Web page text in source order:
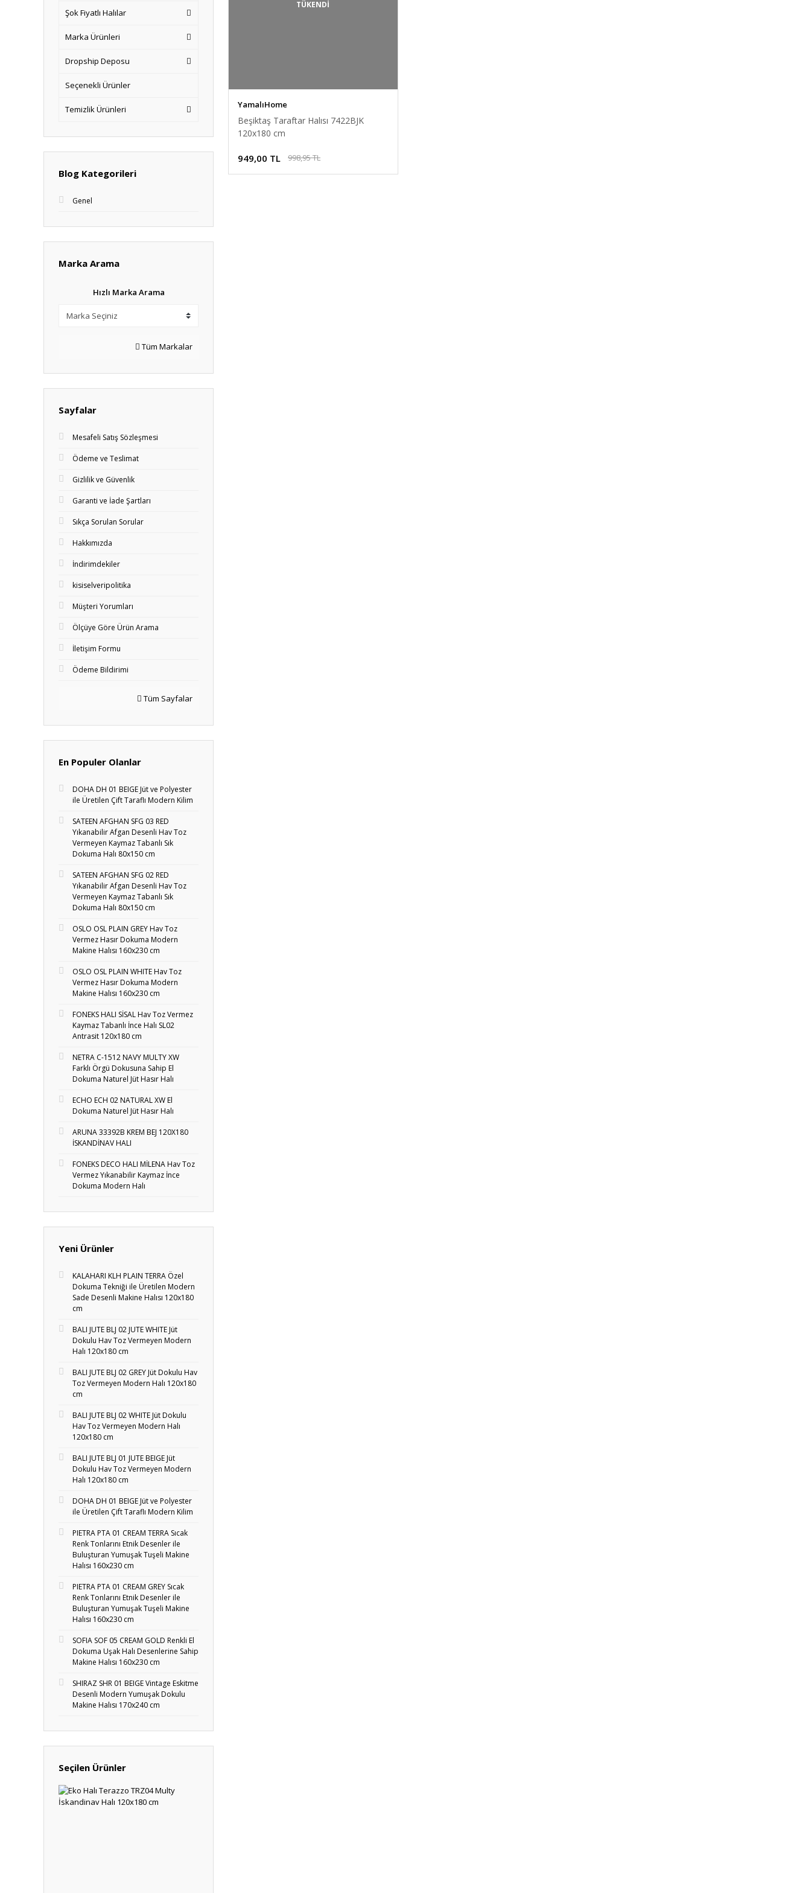
Şok Fiyatlı Halılar
Marka Ürünleri
Dropship Deposu
Seçenekli Ürünler
Temizlik Ürünleri
Blog Kategorileri
Genel
Marka Arama
Hızlı Marka Arama
Tüm Markalar
Sayfalar
Mesafeli Satış Sözleşmesi
Ödeme ve Teslimat
Gizlilik ve Güvenlik
Garanti ve İade Şartları
Sıkça Sorulan Sorular
Hakkımızda
İndirimdekiler
kisiselveripolitika
Müşteri Yorumları
Ölçüye Göre Ürün Arama
İletişim Formu
Ödeme Bildirimi
Tüm Sayfalar
En Populer Olanlar
DOHA DH 01 BEIGE Jüt ve Polyester
ile Üretilen Çift Taraflı Modern Kilim
SATEEN AFGHAN SFG 03 RED
Yıkanabilir Afgan Desenli Hav Toz
Vermeyen Kaymaz Tabanlı Sık
Dokuma Halı 80x150 cm
SATEEN AFGHAN SFG 02 RED
Yıkanabilir Afgan Desenli Hav Toz
Vermeyen Kaymaz Tabanlı Sık
Dokuma Halı 80x150 cm
OSLO OSL PLAIN GREY Hav Toz
Vermez Hasır Dokuma Modern
Makine Halısı 160x230 cm
OSLO OSL PLAIN WHITE Hav Toz
Vermez Hasır Dokuma Modern
Makine Halısı 160x230 cm
FONEKS HALI SİSAL Hav Toz Vermez
Kaymaz Tabanlı İnce Halı SL02
Antrasit 120x180 cm
NETRA C-1512 NAVY MULTY XW
Farklı Örgü Dokusuna Sahip El
Dokuma Naturel Jüt Hasır Halı
ECHO ECH 02 NATURAL XW El
Dokuma Naturel Jüt Hasır Halı
ARUNA 33392B KREM BEJ 120X180
İSKANDİNAV HALI
FONEKS DECO HALI MİLENA Hav Toz
Vermez Yıkanabilir Kaymaz İnce
Dokuma Modern Halı
Yeni Ürünler
KALAHARI KLH PLAIN TERRA Özel
Dokuma Tekniği ile Üretilen Modern
Sade Desenli Makine Halısı 120x180
cm
BALI JUTE BLJ 02 JUTE WHITE Jüt
Dokulu Hav Toz Vermeyen Modern
Halı 120x180 cm
BALI JUTE BLJ 02 GREY Jüt Dokulu Hav
Toz Vermeyen Modern Halı 120x180
cm
BALI JUTE BLJ 02 WHITE Jüt Dokulu
Hav Toz Vermeyen Modern Halı
120x180 cm
BALI JUTE BLJ 01 JUTE BEIGE Jüt
Dokulu Hav Toz Vermeyen Modern
Halı 120x180 cm
DOHA DH 01 BEIGE Jüt ve Polyester
ile Üretilen Çift Taraflı Modern Kilim
PIETRA PTA 01 CREAM TERRA Sıcak
Renk Tonlarını Etnik Desenler ile
Buluşturan Yumuşak Tuşeli Makine
Halısı 160x230 cm
PIETRA PTA 01 CREAM GREY Sıcak
Renk Tonlarını Etnik Desenler ile
Buluşturan Yumuşak Tuşeli Makine
Halısı 160x230 cm
SOFIA SOF 05 CREAM GOLD Renkli El
Dokuma Uşak Halı Desenlerine Sahip
Makine Halısı 160x230 cm
SHIRAZ SHR 01 BEIGE Vintage Eskitme
Desenli Modern Yumuşak Dokulu
Makine Halısı 170x240 cm
Seçilen Ürünler
TÜKENDİ
YamalıHome
Beşiktaş Taraftar Halısı 7422BJK
120x180 cm
949,00 TL 998,95 TL